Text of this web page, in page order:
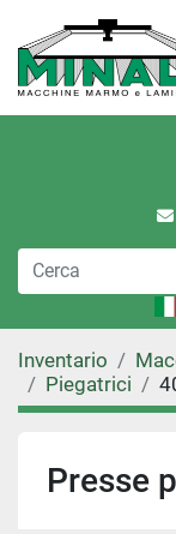
Inventario
Piegatrici
Presse